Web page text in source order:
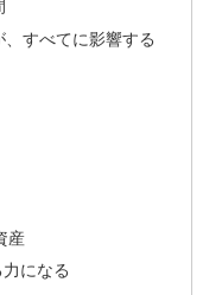
、すべてに影響する
産
になる